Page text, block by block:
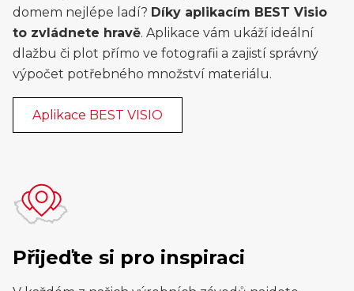
domem nejlépe ladí? Díky aplikacím BEST Visio
to zvládnete hravě. Aplikace vám ukáží ideální
dlažbu či plot přímo ve fotografii a zajistí správný
výpočet potřebného množství materiálu.
Aplikace BEST VISIO
Přijeďte si pro inspiraci